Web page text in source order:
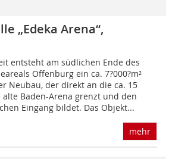
„Edeka Arena“,
entsteht am südlichen Ende des
Offenburg ein ca. 7?000?m²
Neubau, der direkt an die ca. 15
alte Baden-Arena grenzt und den
Eingang bildet. Das Objekt...
mehr